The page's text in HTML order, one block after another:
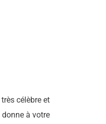
célèbre et
à votre